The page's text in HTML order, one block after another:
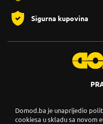
Sigurna kupovina
Domod.ba je unaprijedio
cookiesa u skladu sa novom